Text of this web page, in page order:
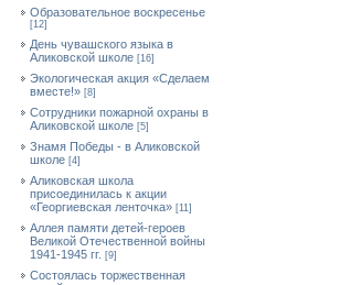
Образовательное воскресенье
[12]
День чувашского языка в
Аликовской школе [16]
Экологическая акция «Сделаем
вместе!» [8]
Сотрудники пожарной охраны в
Аликовской школе [5]
Знамя Победы - в Аликовской
школе [4]
Аликовская школа
присоединилась к акции
«Георгиевская ленточка» [11]
Аллея памяти детей-героев
Великой Отечественной войны
1941-1945 гг. [9]
Cостоялась торжественная